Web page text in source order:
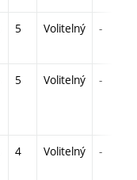
5 Volitelný -
5 Volitelný -
4 Volitelný -